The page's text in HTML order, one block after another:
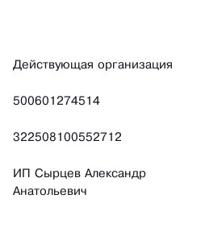
Действующая организация
500601274514
322508100552712
ИП Сырцев Александр
Анатольевич